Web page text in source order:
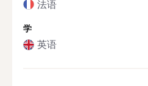
法语
学
英语